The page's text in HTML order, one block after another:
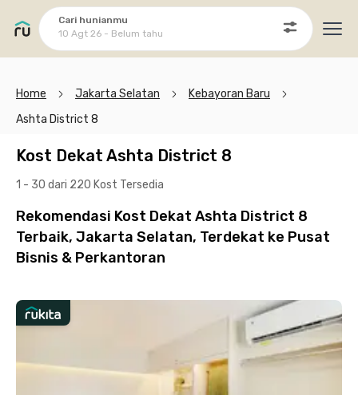
Cari hunianmu
10 Agt 26 - Belum tahu
Home Jakarta Selatan
Kebayoran Baru
Ashta District 8
Kost Dekat Ashta District 8
1 - 30 dari 220 Kost Tersedia
Rekomendasi Kost Dekat Ashta District 8
Terbaik, Jakarta Selatan, Terdekat ke Pusat
Bisnis & Perkantoran